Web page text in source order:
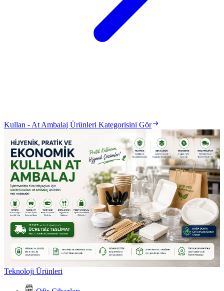
Kullan - At Ambalaj Ürünleri Kategorisini Gör
Teknoloji Ürünleri